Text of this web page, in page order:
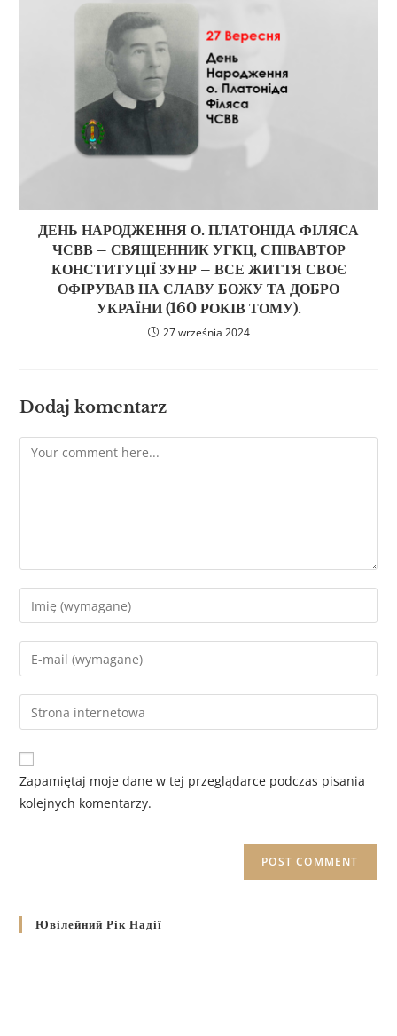
ДЕНЬ НАРОДЖЕННЯ О. ПЛАТОНІДА ФІЛЯСА
ЧСВВ – СВЯЩЕННИК УГКЦ, СПІВАВТОР
КОНСТИТУЦІЇ ЗУНР – ВСЕ ЖИТТЯ СВОЄ
ОФІРУВАВ НА СЛАВУ БОЖУ ТА ДОБРО
УКРАЇНИ (160 РОКІВ ТОМУ).
27 września 2024
Dodaj komentarz
Zapamiętaj moje dane w tej przeglądarce podczas pisania
kolejnych komentarzy.
Ювілейний Рік Надії